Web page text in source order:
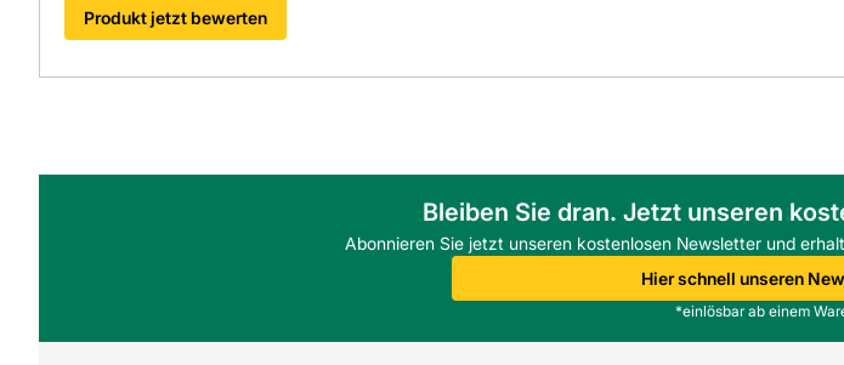
Produkt jetzt bewerten
Bleiben Sie dran. Jetzt unseren
Abonnieren Sie jetzt unseren kostenlosen Newsletter und
Hier schnell unseren
*einlösbar ab einem